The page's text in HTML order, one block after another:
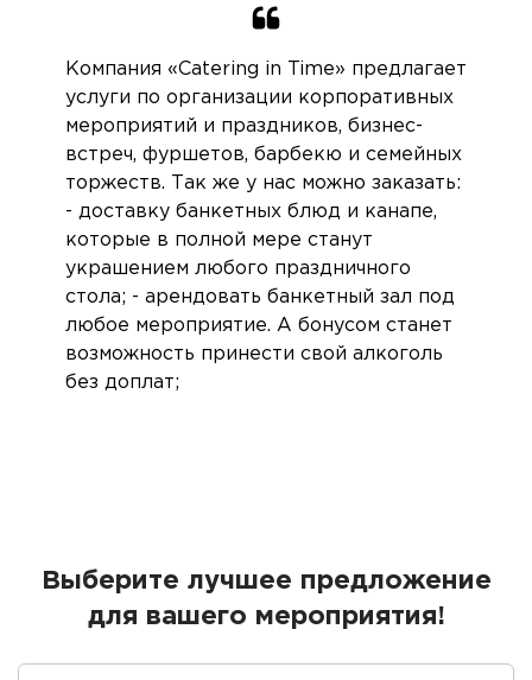
Компания «Catering in Time» предлагает
услуги по организации корпоративных
мероприятий и праздников, бизнес-
встреч, фуршетов, барбекю и семейных
торжеств. Так же у нас можно заказать:
- доставку банкетных блюд и канапе,
которые в полной мере станут
украшением любого праздничного
стола; - арендовать банкетный зал под
любое мероприятие. А бонусом станет
возможность принести свой алкоголь
без доплат;
Выберите лучшее предложение
для вашего мероприятия!